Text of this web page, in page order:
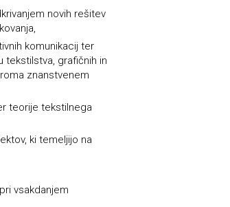
novih rešitev
komunikacij ter
tekstilstva, grafičnih in
znanstvenem
teorije tekstilnega
ki temeljijo na
vsakdanjem